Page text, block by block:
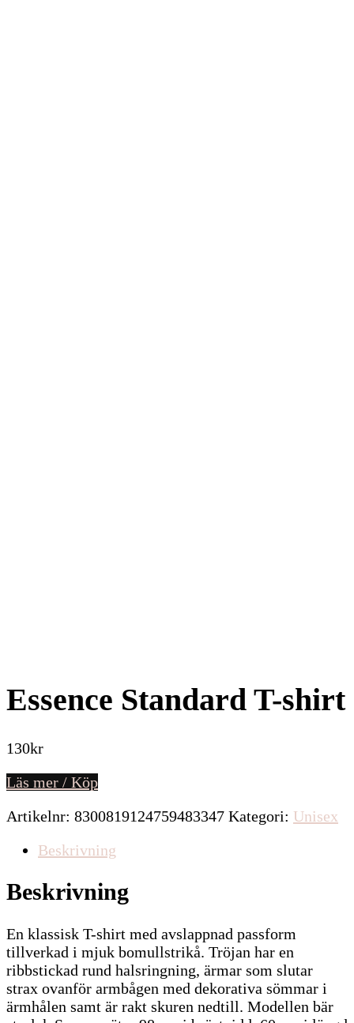
Essence Standard T-shirt
130kr
Läs mer / Köp
Artikelnr: 8300819124759483347 Kategori: Unisex
Beskrivning
Beskrivning
En klassisk T-shirt med avslappnad passform
tillverkad i mjuk bomullstrikå. Tröjan har en
ribbstickad rund halsringning, ärmar som slutar
strax ovanför armbågen med dekorativa sömmar i
ärmhålen samt är rakt skuren nedtill. Modellen bär